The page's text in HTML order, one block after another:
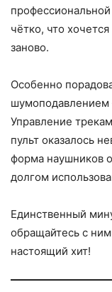
чётко, что
заново.
Особенно
шумоподавлением
Управление
пульт оказалось
форма наушников
долгом
Единственный
обращайтесь с
настоящий хит!